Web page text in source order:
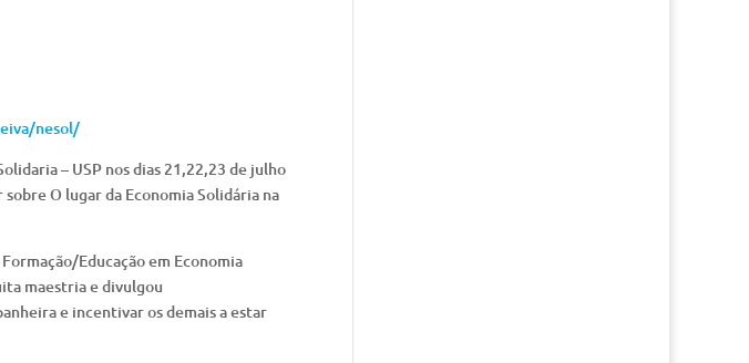
nesol/
– USP nos dias 21,22,23 de julho
O lugar da Economia Solidária na
Educação em Economia
maestria e divulgou
e incentivar os demais a estar